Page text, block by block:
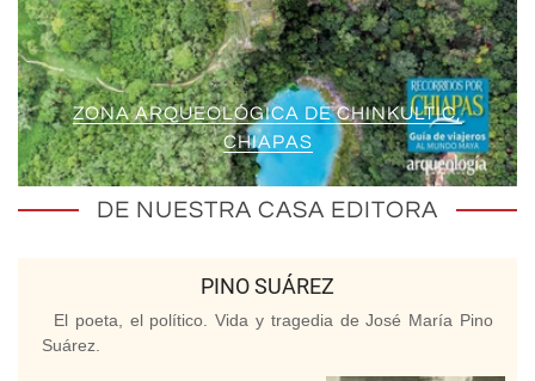
ZONA ARQUEOLÓGICA DE CHINKULTIC,
CHIAPAS
DE NUESTRA CASA EDITORA
PINO SUÁREZ
El poeta, el político. Vida y tragedia de José María Pino
Suárez.